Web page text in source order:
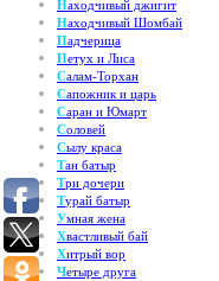
Находчивый джигит
Находчивый Шомбай
Падчерица
Петух и Лиса
Салам-Торхан
Сапожник и царь
Саран и Юмарт
Соловей
Сылу краса
Тан батыр
Три дочери
Турай батыр
Умная жена
Хвастливый бай
Хитрый вор
Четыре друга